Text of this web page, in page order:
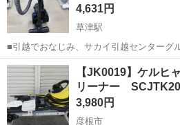
4,631円
草津駅
■引越でおなじみ、サカイ引越センターグ
です！ 「ジャングルジャングル滋賀草津
～20時, 土曜・日曜・祝日は10時～20時
若竹町10-...
滋賀 草津市
【JK0019】ケルヒ
リーナー SCJTK20
3,980円
彦根市